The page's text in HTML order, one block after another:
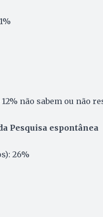
não sabem ou não
Pesquisa espontânea
26%